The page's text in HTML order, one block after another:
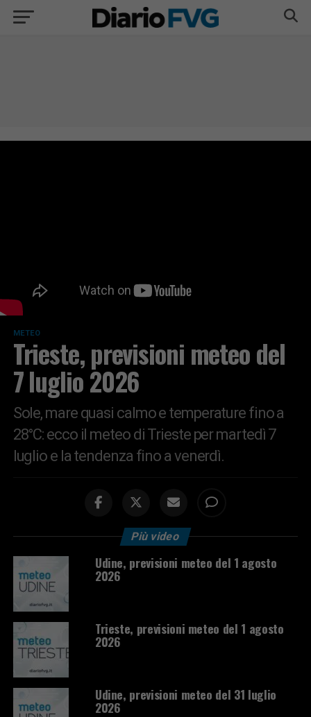
METEO
Trieste, previsioni meteo del
7 luglio 2026
Sole, mare quasi calmo e temperature fino a
28°C: ecco il meteo di Trieste per martedì 7
luglio e la tendenza fino a venerdì.
Più video
Udine, previsioni meteo del 1 agosto
2026
Trieste, previsioni meteo del 1 agosto
2026
Udine, previsioni meteo del 31 luglio
2026